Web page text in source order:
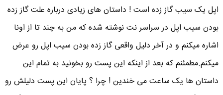
اپل یک سیب گاز زده است ! داستان های زیادی درباره علت گاز زده
بودن سیب اپل در سراسر نت نوشته شده که من به چند تا از اونا
اشاره میکنم و در آخر دلیل واقعی گاز زده بودن سیب اپل رو عرض
میکنم.مطمئنم که بعد از اینکه این پست رو بخونید به تمام این
داستان ها یک ساعت می خندین ! چرا ؟ پایان این پست دلیلش رو